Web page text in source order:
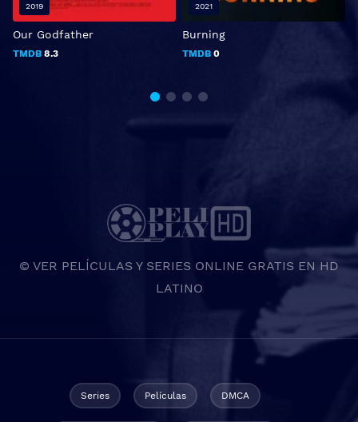
Our Godfather
TMDB 8.3
2019
Burning
TMDB 0
2021
© VER PELÍCULAS Y SERIES ONLINE GRATIS EN HD
LATINO
Series Películas DMCA